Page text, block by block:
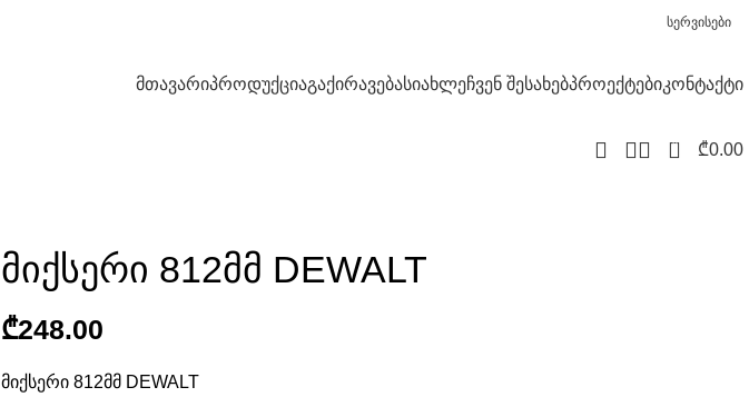
სერვისები
მთავარიპროდუქციაგაქირავებასიახლეჩვენ შესახებპროექტებიკონტაქტი
0 ₾0.00
მიქსერი 812მმ DEWALT
₾
მიქსერი 812მმ DEWALT